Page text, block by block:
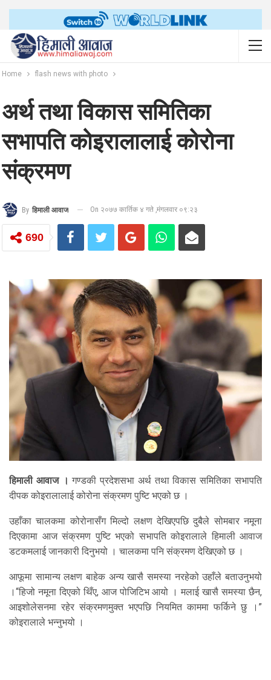
Home flash news with photo
अर्थ तथा विकास समितिका
सभापति कोइरालालाई कोरोना
संक्रमण
By हिमाली आवाज On २०७७ कार्तिक ४ गते ,मंगलवार ०९:२३
690
हिमाली आवाज । गण्डकी प्रदेशसभा अर्थ तथा विकास समितिका सभापति
दीपक कोइरालालाई कोरोना संक्रमण पुष्टि भएको छ ।
उहाँका चालकमा कोरोनासँग मिल्दो लक्षण देखिएपछि दुबैले सोमबार नमूना
दिएकामा आज संक्रमण पुष्टि भएको सभापति कोइरालाले हिमाली आवाज
डटकमलाई जानकारी दिनुभयो । चालकमा पनि संक्रमण देखिएको छ ।
आफूमा सामान्य लक्षण बाहेक अन्य खासै समस्या नरहेको उहाँले बताउनुभयो
।“हिजो नमूना दिएको थिँए, आज पोजिटिभ आयो । मलाई खासै समस्या छैन,
आइशोलेसनमा रहेर संक्रमणमुक्त भएपछि नियमित काममा फर्किने छु ।”
कोइरालाले भन्नुभयो ।